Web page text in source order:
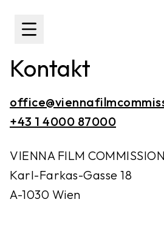
Toggle Sidebar
Kontakt
+43 1 4000 87000
VIENNA FILM COMMISSION
Karl-Farkas-Gasse 18
A-1030 Wien